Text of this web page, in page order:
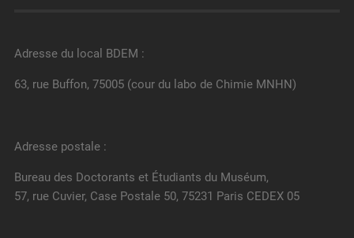
Adresse du local BDEM :
63, rue Buffon, 75005 (cour du labo de Chimie MNHN)
Adresse postale :
Bureau des Doctorants et Étudiants du Muséum,
57, rue Cuvier, Case Postale 50, 75231 Paris CEDEX 05